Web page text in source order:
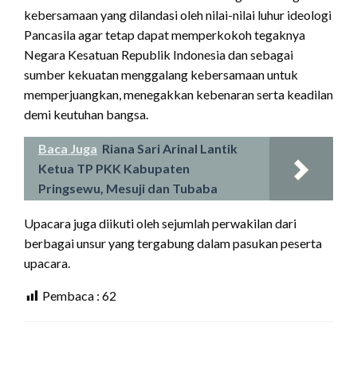
kebersamaan yang dilandasi oleh nilai-nilai luhur ideologi
Pancasila agar tetap dapat memperkokoh tegaknya
Negara Kesatuan Republik Indonesia dan sebagai
sumber kekuatan menggalang kebersamaan untuk
memperjuangkan, menegakkan kebenaran serta keadilan
demi keutuhan bangsa.
Baca Juga Riana Sari Arinal Lantik
Ketua TP PKK Kabupaten
Pringsewu, Mesuji dan Tubaba
Upacara juga diikuti oleh sejumlah perwakilan dari
berbagai unsur yang tergabung dalam pasukan peserta
upacara.
Pembaca : 62